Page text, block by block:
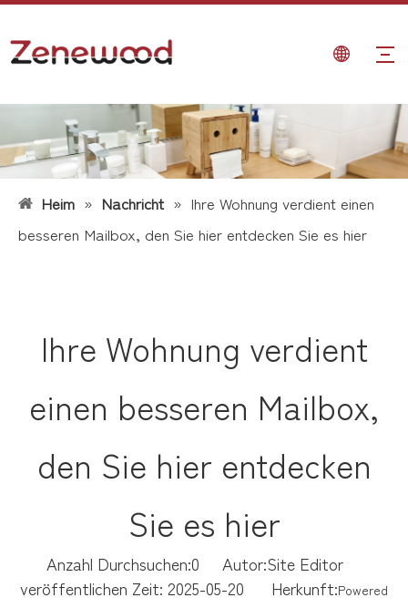
Heim » Nachricht » Ihre Wohnung verdient einen
besseren Mailbox, den Sie hier entdecken Sie es hier
Ihre Wohnung verdient
einen besseren Mailbox,
den Sie hier entdecken
Sie es hier
Anzahl Durchsuchen:0 Autor:Site Editor
veröffentlichen Zeit: 2025-05-20 Herkunft:Powered